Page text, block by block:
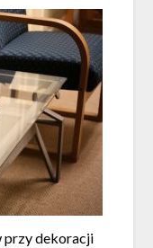
przy dekoracji